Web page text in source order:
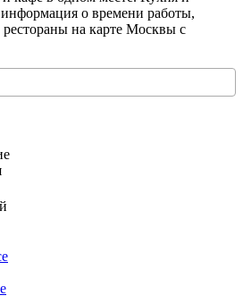
о времени работы,
на карте Москвы с